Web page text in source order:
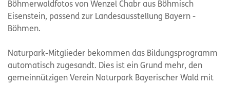
Böhmerwaldfotos von Wenzel Chabr aus Böhmisch
Eisenstein, passend zur Landesausstellung Bayern -
Böhmen.
Naturpark-Mitglieder bekommen das Bildungsprogramm
automatisch zugesandt. Dies ist ein Grund mehr, den
gemeinnützigen Verein Naturpark Bayerischer Wald mit